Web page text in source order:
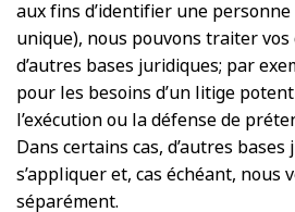
aux fins d’identifier une
unique), nous pouvons traiter
d’autres bases juridiques; par
pour les besoins d’un litige
l’exécution ou la défense de
Dans certains cas, d’autres
s’appliquer et, cas échéant, nous
séparément.